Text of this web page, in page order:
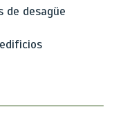
de desagüe